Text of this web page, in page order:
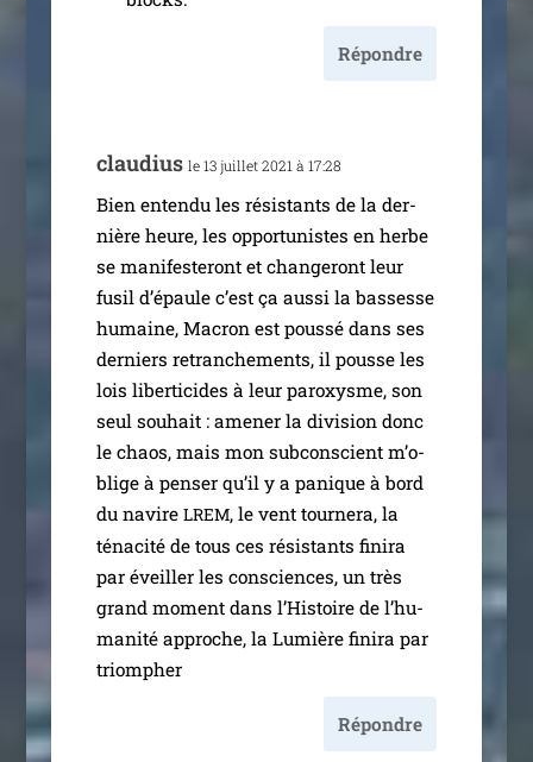
Répondre
clau­dius le 13 juillet 2021 à 17:28
Bien enten­du les résis­tants de la der­
nière heure, les oppor­tu­nistes en herbe
se mani­fes­te­ront et chan­ge­ront leur
fusil d’é­paule c’est ça aus­si la bas­sesse
humaine, Macron est pous­sé dans ses
der­niers retran­che­ments, il pousse les
lois liber­ti­cides à leur paroxysme, son
seul sou­hait : ame­ner la divi­sion donc
le chaos, mais mon sub­cons­cient m’o­
blige à pen­ser qu’il y a panique à bord
du navire LREM, le vent tour­ne­ra, la
téna­ci­té de tous ces résis­tants fini­ra
par éveiller les consciences, un très
grand moment dans l’Histoire de l’hu­
ma­ni­té approche, la Lumière fini­ra par
triompher
Répondre